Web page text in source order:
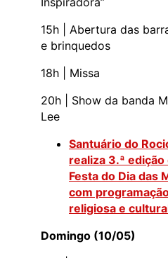
15h | Abertura das
e brinquedos
18h | Missa
20h | Show da banda
Lee
Santuário do
realiza 3.ª edição
Festa do Dia das
com
religiosa e
Domingo (10/05)